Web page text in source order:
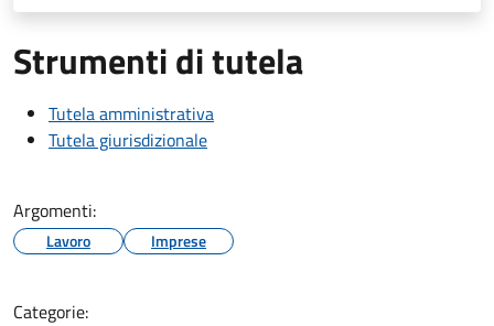
Strumenti di tutela
Tutela amministrativa
Tutela giurisdizionale
Argomenti:
Lavoro Imprese
Categorie: